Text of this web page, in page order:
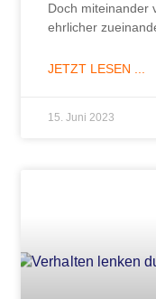
Doch miteinander
ehrlicher
JETZT LESEN ...
15. Juni 2023